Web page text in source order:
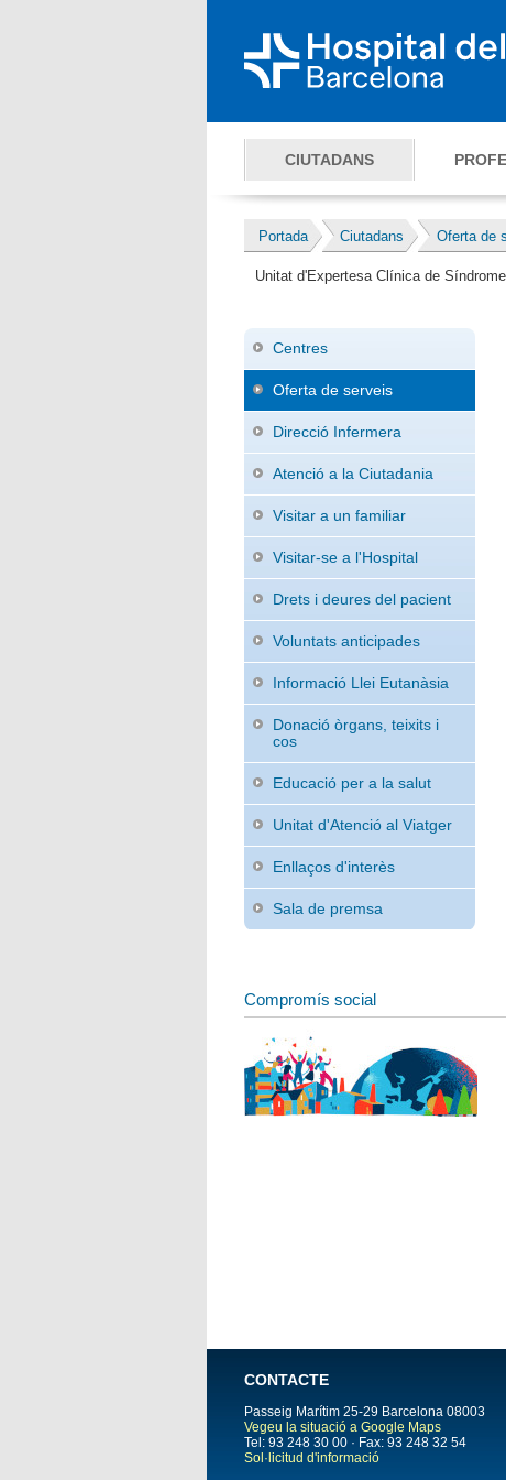
CIUTADANS
Portada Ciutadans Oferta de
Unitat d'Expertesa Clínica de
Centres
Oferta de serveis
Direcció Infermera
Atenció a la Ciutadania
Visitar a un familiar
Visitar-se a l'Hospital
Drets i deures del pacient
Voluntats anticipades
Informació Llei Eutanàsia
Donació òrgans, teixits i
cos
Educació per a la salut
Unitat d'Atenció al Viatger
Enllaços d'interès
Sala de premsa
Compromís social
CONTACTE
Passeig Marítim 25-29 Barcelona 08003
Vegeu la situació a Google Maps
Tel: 93 248 30 00 · Fax: 93 248 32 54
Sol·licitud d'informació